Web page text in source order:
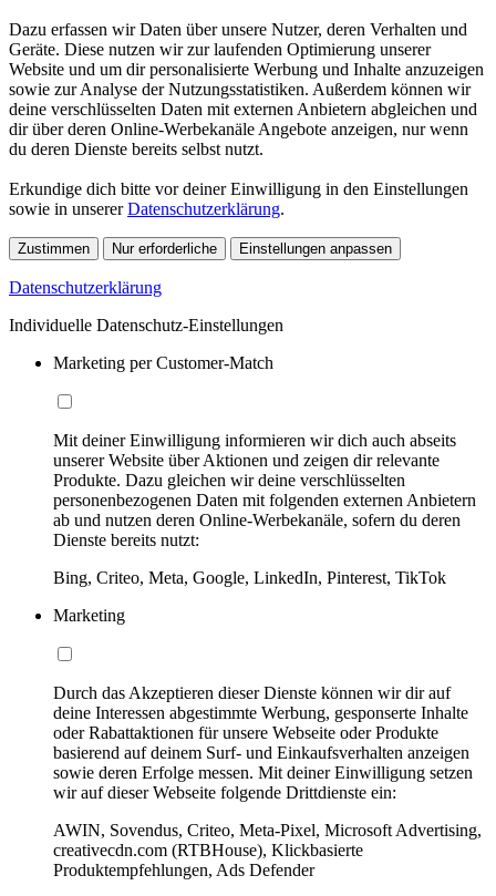
Dazu erfassen wir Daten über unsere Nutzer, deren Verhalten und
Geräte. Diese nutzen wir zur laufenden Optimierung unserer
Website und um dir personalisierte Werbung und Inhalte anzuzeigen
sowie zur Analyse der Nutzungsstatistiken. Außerdem können wir
deine verschlüsselten Daten mit externen Anbietern abgleichen und
dir über deren Online-Werbekanäle Angebote anzeigen, nur wenn
du deren Dienste bereits selbst nutzt.
Erkundige dich bitte vor deiner Einwilligung in den Einstellungen
sowie in unsererDatenschutzerklärung.
Zustimmen Nur erforderliche Einstellungen anpassen
Datenschutzerklärung
Individuelle Datenschutz-Einstellungen
Marketing per Customer-Match
Mit deiner Einwilligung informieren wir dich auch abseits
unserer Website über Aktionen und zeigen dir relevante
Produkte. Dazu gleichen wir deine verschlüsselten
personenbezogenen Daten mit folgenden externen Anbietern
ab und nutzen deren Online-Werbekanäle, sofern du deren
Dienste bereits nutzt:
Bing, Criteo, Meta, Google, LinkedIn, Pinterest, TikTok
Marketing
Durch das Akzeptieren dieser Dienste können wir dir auf
deine Interessen abgestimmte Werbung, gesponserte Inhalte
oder Rabattaktionen für unsere Webseite oder Produkte
basierend auf deinem Surf- und Einkaufsverhalten anzeigen
sowie deren Erfolge messen. Mit deiner Einwilligung setzen
wir auf dieser Webseite folgende Drittdienste ein:
AWIN, Sovendus, Criteo, Meta-Pixel, Microsoft Advertising,
creativecdn.com (RTBHouse), Klickbasierte
Produktempfehlungen, Ads Defender